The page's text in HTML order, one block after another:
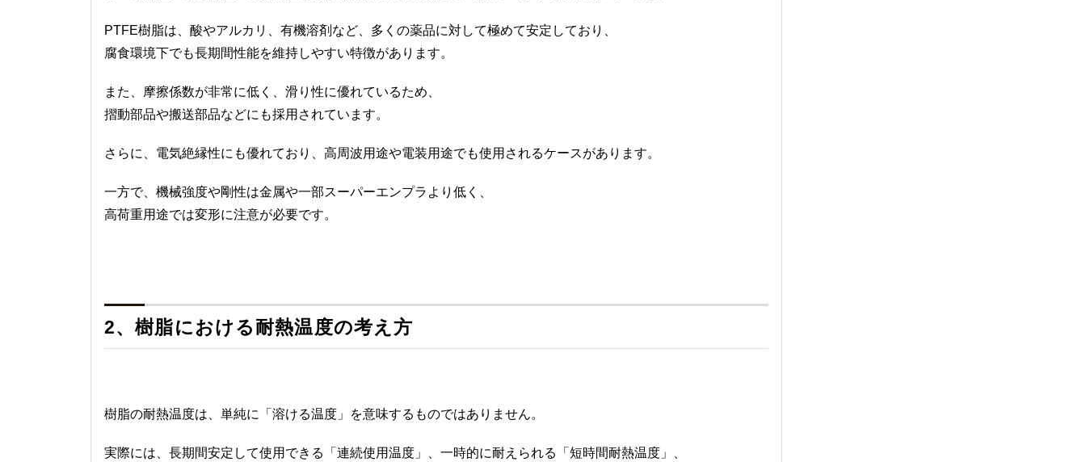
PTFE樹脂は、酸やアルカリ、有機溶剤など、多くの薬品に対して極めて安定しており、
腐食環境下でも長期間性能を維持しやすい特徴があります。
また、摩擦係数が非常に低く、滑り性に優れているため、
摺動部品や搬送部品などにも採用されています。
さらに、電気絶縁性にも優れており、高周波用途や電装用途でも使用されるケースがあります。
一方で、機械強度や剛性は金属や一部スーパーエンプラより低く、
高荷重用途では変形に注意が必要です。
2、樹脂における耐熱温度の考え方
樹脂の耐熱温度は、単純に「溶ける温度」を意味するものではありません。
実際には、長期間安定して使用できる「連続使用温度」、一時的に耐えられる「短時間耐熱温度」、